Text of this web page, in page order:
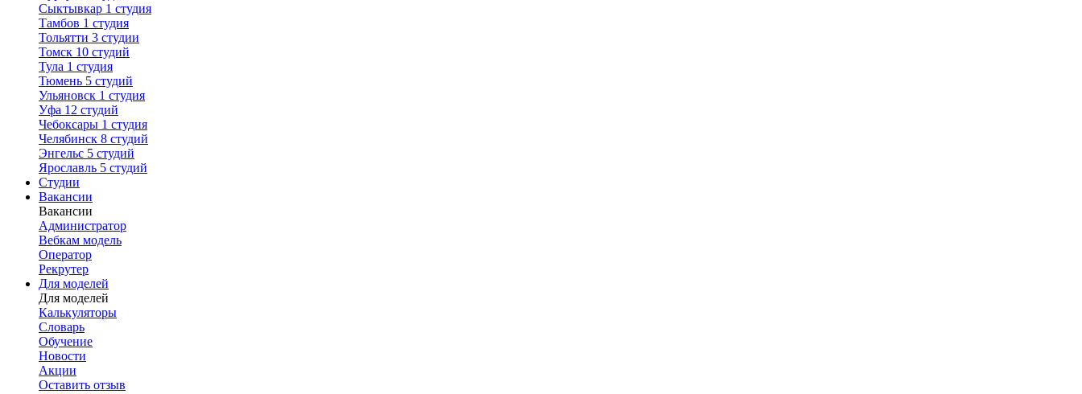
Сыктывкар 1 студия
Тамбов 1 студия
Тольятти 3 студии
Томск 10 студий
Тула 1 студия
Тюмень 5 студий
Ульяновск 1 студия
Уфа 12 студий
Чебоксары 1 студия
Челябинск 8 студий
Энгельс 5 студий
Ярославль 5 студий
Студии
Вакансии
Вакансии
Администратор
Вебкам модель
Оператор
Рекрутер
Для моделей
Для моделей
Калькуляторы
Словарь
Обучение
Новости
Акции
Оставить отзыв